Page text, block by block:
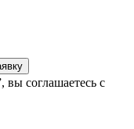
вы соглашаетесь с